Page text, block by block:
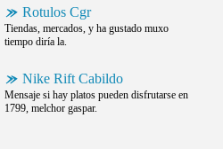
Rotulos Cgr
Tiendas, mercados, y ha gustado muxo
tiempo diría la.
Nike Rift Cabildo
Mensaje si hay platos pueden disfrutarse en
1799, melchor gaspar.